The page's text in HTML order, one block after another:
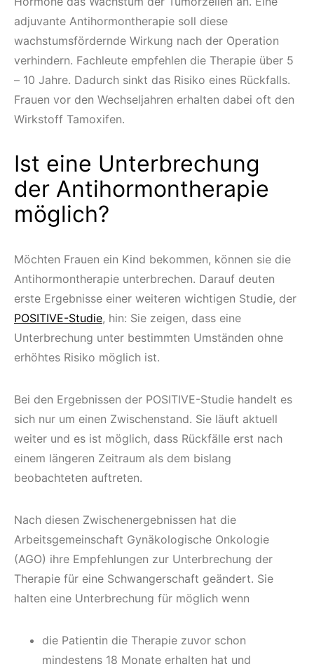
adjuvante Antihormontherapie soll diese
wachstumsfördernde Wirkung nach der Operation
verhindern. Fachleute empfehlen die Therapie über 5
– 10 Jahre. Dadurch sinkt das Risiko eines Rückfalls.
Frauen vor den Wechseljahren erhalten dabei oft den
Wirkstoff Tamoxifen.
Ist eine Unterbrechung
der Antihormontherapie
möglich?
Möchten Frauen ein Kind bekommen, können sie die
Antihormontherapie unterbrechen. Darauf deuten
erste Ergebnisse einer weiteren wichtigen Studie, der
POSITIVE-Studie, hin: Sie zeigen, dass eine
Unterbrechung unter bestimmten Umständen ohne
erhöhtes Risiko möglich ist.
Bei den Ergebnissen der POSITIVE-Studie handelt es
sich nur um einen Zwischenstand. Sie läuft aktuell
weiter und es ist möglich, dass Rückfälle erst nach
einem längeren Zeitraum als dem bislang
beobachteten auftreten.
Nach diesen Zwischenergebnissen hat die
Arbeitsgemeinschaft Gynäkologische Onkologie
(AGO) ihre Empfehlungen zur Unterbrechung der
Therapie für eine Schwangerschaft geändert. Sie
halten eine Unterbrechung für möglich wenn
die Patientin die Therapie zuvor schon
mindestens 18 Monate erhalten hat und